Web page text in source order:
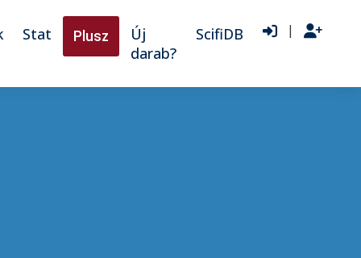
Stat Plusz
Új
darab?
ScifiDB |